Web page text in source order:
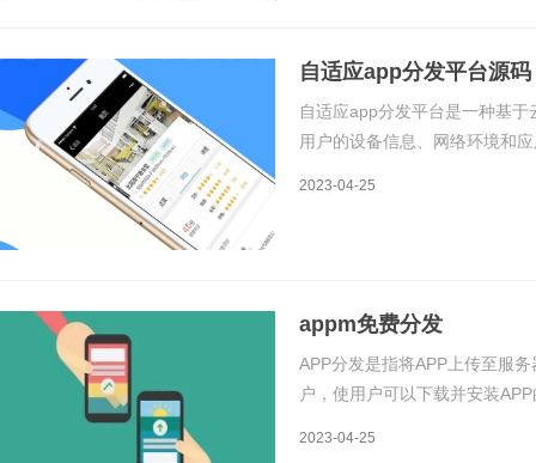
自适应app分发平台源码
自适应app分发平台是一种基
用户的设备信息、网络环境和
2023-04-25
appm免费分发
APP分发是指将APP上传至服
户，使用户可以下载并安装
2023-04-25